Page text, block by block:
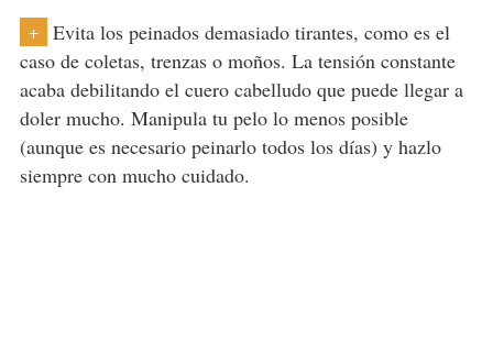
+
Evita los peinados demasiado tirantes, como es el
caso de coletas, trenzas o moños. La tensión constante
acaba debilitando el cuero cabelludo que puede llegar a
doler mucho. Manipula tu pelo lo menos posible
(aunque es necesario peinarlo todos los días) y hazlo
siempre con mucho cuidado.